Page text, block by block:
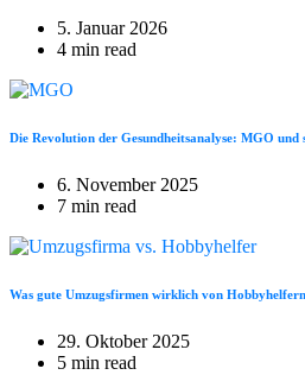
5. Januar 2026
4 min read
Die Revolution der Gesundheitsanalyse: MGO und
6. November 2025
7 min read
Was gute Umzugsfirmen wirklich von
29. Oktober 2025
5 min read